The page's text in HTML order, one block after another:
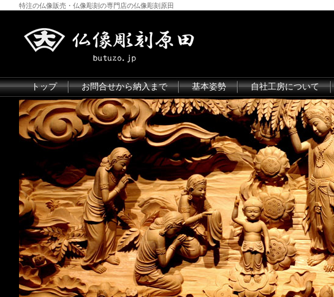
特注の仏像販売・仏像彫刻の専門店の仏像彫刻原田
トップ お問合せから納入まで 基本姿勢 自社工房について